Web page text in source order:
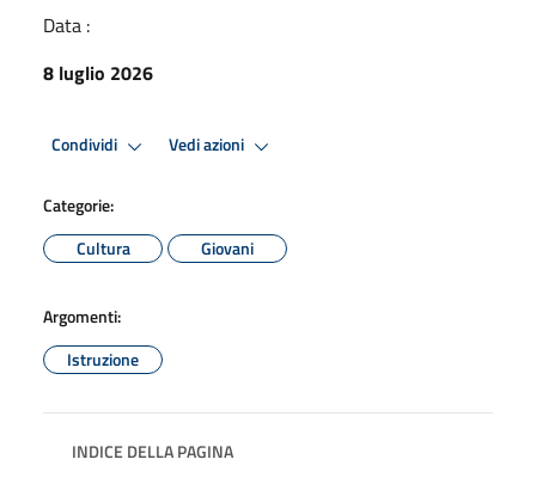
Data :
8 luglio 2026
Condividi Vedi azioni
Categorie:
Cultura
Giovani
Argomenti:
Istruzione
INDICE DELLA PAGINA